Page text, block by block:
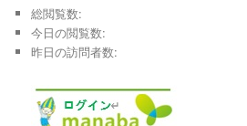
総閲覧数:
今日の閲覧数:
昨日の訪問者数: